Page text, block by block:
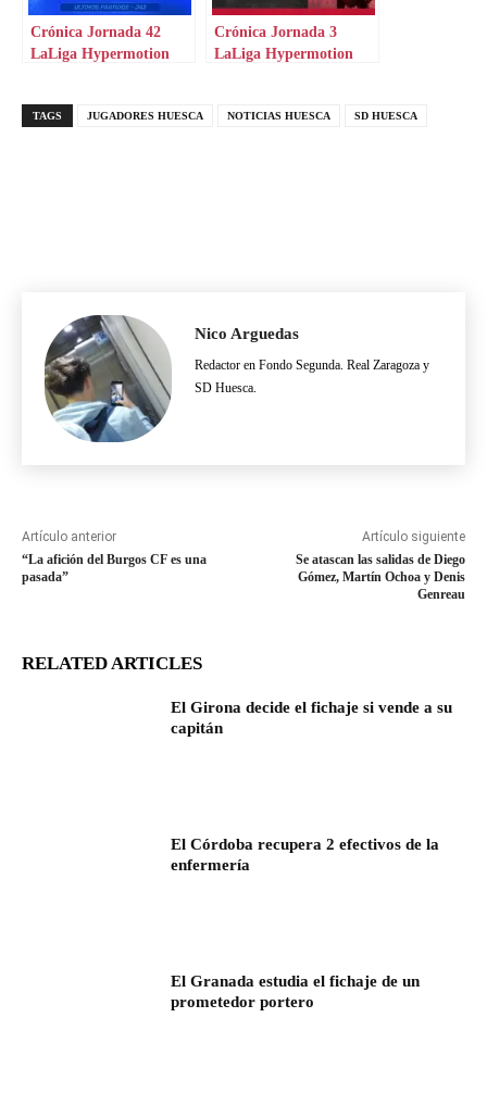
Crónica Jornada 42
LaLiga Hypermotion
Crónica Jornada 3
LaLiga Hypermotion
TAGS JUGADORES HUESCA NOTICIAS HUESCA SD HUESCA
Nico Arguedas
Redactor en Fondo Segunda. Real Zaragoza y
SD Huesca.
Artículo anterior
“La afición del Burgos CF es una
pasada”
Artículo siguiente
Se atascan las salidas de Diego
Gómez, Martín Ochoa y Denis
Genreau
RELATED ARTICLES
El Girona decide el fichaje si vende a su
capitán
El Córdoba recupera 2 efectivos de la
enfermería
El Granada estudia el fichaje de un
prometedor portero